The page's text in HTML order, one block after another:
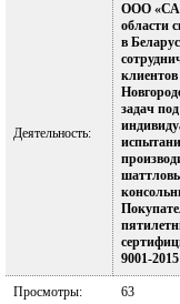
Деятельность:
ООО
области
в
задач
9001-
Просмотры: 63